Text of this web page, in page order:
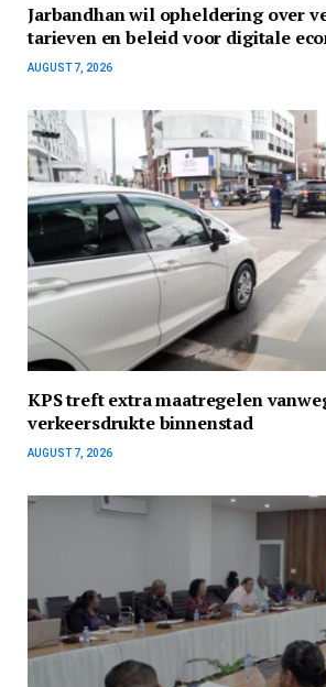
Jarbandhan wil opheldering over
tarieven en beleid voor digitale
AUGUST 7, 2026
KPS treft extra maatregelen
verkeersdrukte binnenstad
AUGUST 7, 2026